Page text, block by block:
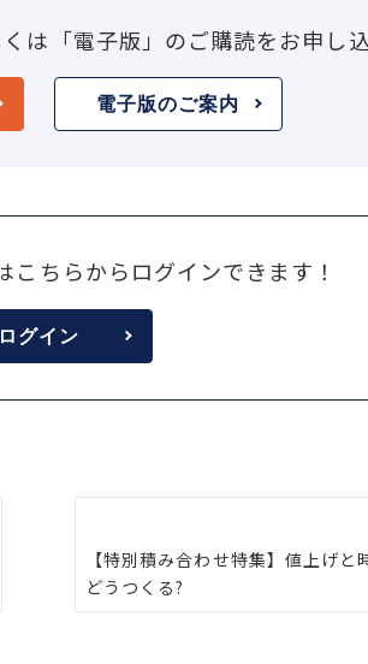
は「電子版」のご購読をお申し
電子版のご案内
ちらからログインできます！
ログイン
【特別積み合わせ特集】値上げ
どうつくる?